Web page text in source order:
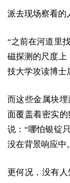
派去现场察看的
“之前在河道里
磁探测的尺度上
技大学攻读博士
而这些金属块
面覆盖着密实
说：“哪怕银锭
没在背景响应中。
更何况，没有